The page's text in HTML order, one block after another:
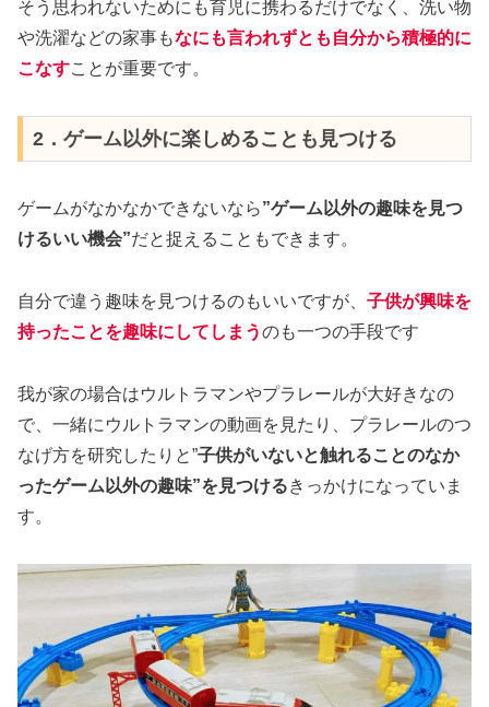
そう思われないためにも育児に携わるだけでなく、洗い物
や洗濯などの家事もなにも言われずとも自分から積極的に
こなすことが重要です。
2．ゲーム以外に楽しめることも見つける
ゲームがなかなかできないなら”ゲーム以外の趣味を見つ
けるいい機会”だと捉えることもできます。
自分で違う趣味を見つけるのもいいですが、 子供が興味を
持ったことを趣味にしてしまうのも一つの手段です
我が家の場合はウルトラマンやプラレールが大好きなの
で、一緒にウルトラマンの動画を見たり、プラレールのつ
なげ方を研究したりと”子供がいないと触れることのなか
ったゲーム以外の趣味”を見つけるきっかけになっていま
す。